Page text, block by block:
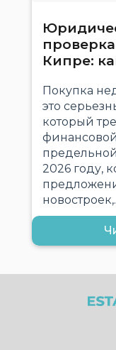
Кипре:
Покупка
это
который
2026 году,